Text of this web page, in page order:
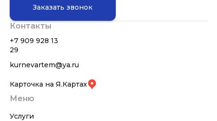
Заказать звонок
Контакты
+7 909 928 13
29
kurnevartem@ya.ru
Карточка на Я.Картах
Меню
Услуги